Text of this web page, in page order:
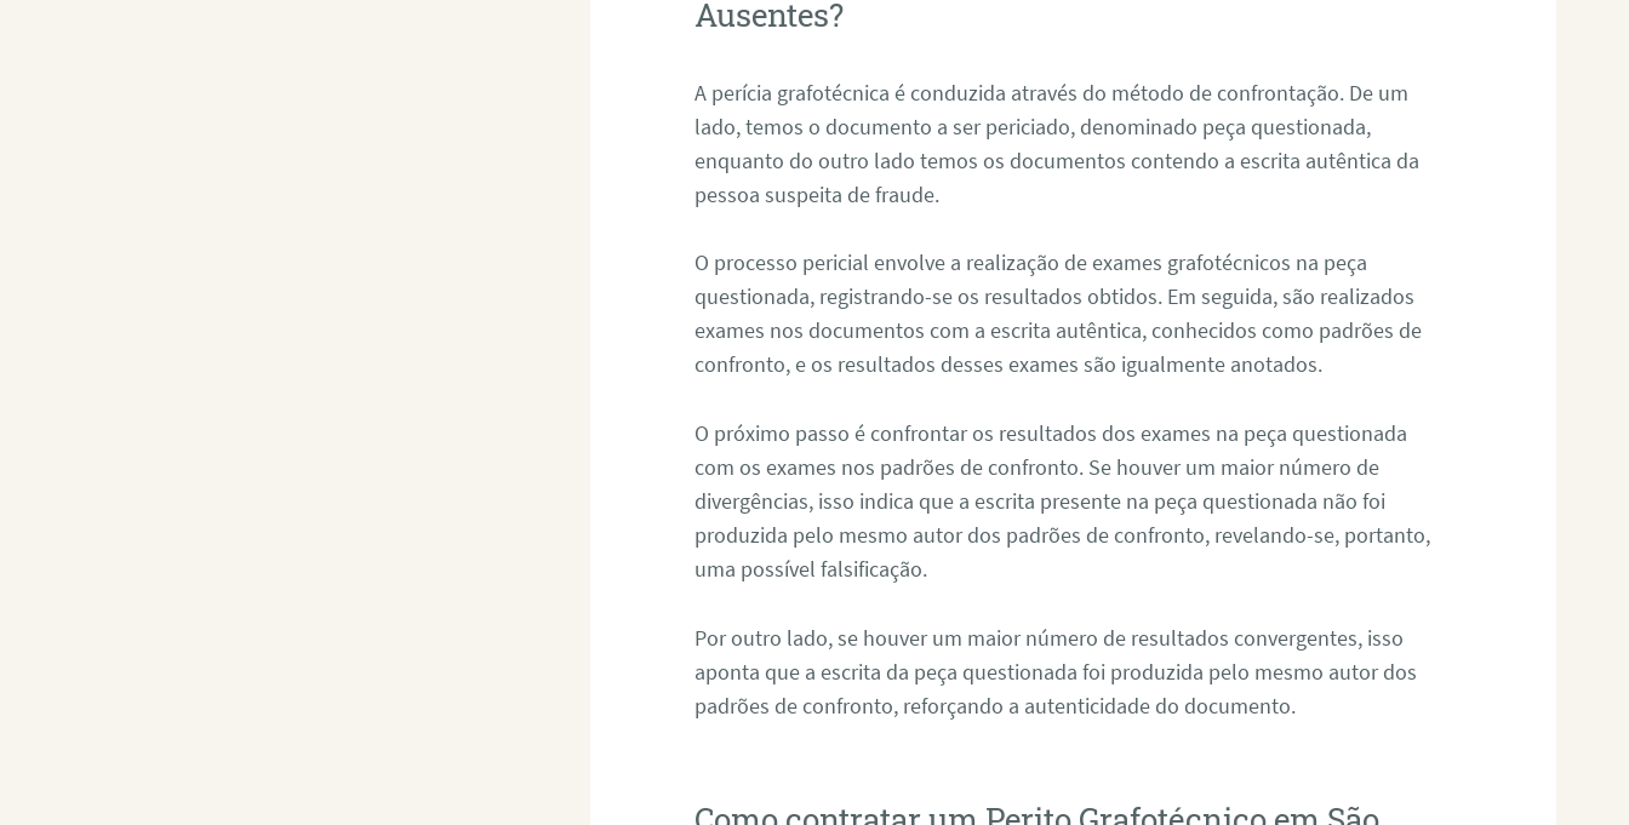
Ausentes?
A perícia grafotécnica é conduzida através do método de confrontação. De um
lado, temos o documento a ser periciado, denominado peça questionada,
enquanto do outro lado temos os documentos contendo a escrita autêntica da
pessoa suspeita de fraude.
O processo pericial envolve a realização de exames grafotécnicos na peça
questionada, registrando-se os resultados obtidos. Em seguida, são realizados
exames nos documentos com a escrita autêntica, conhecidos como padrões de
confronto, e os resultados desses exames são igualmente anotados.
O próximo passo é confrontar os resultados dos exames na peça questionada
com os exames nos padrões de confronto. Se houver um maior número de
divergências, isso indica que a escrita presente na peça questionada não foi
produzida pelo mesmo autor dos padrões de confronto, revelando-se, portanto,
uma possível falsificação.
Por outro lado, se houver um maior número de resultados convergentes, isso
aponta que a escrita da peça questionada foi produzida pelo mesmo autor dos
padrões de confronto, reforçando a autenticidade do documento.